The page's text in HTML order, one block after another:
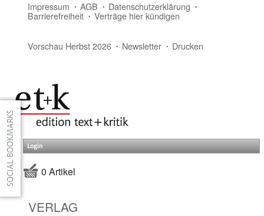
Impressum AGB Datenschutzerklärung
Barrierefreiheit Verträge hier kündigen
Vorschau Herbst 2026 Newsletter Drucken
Login
0 Artikel
VERLAG